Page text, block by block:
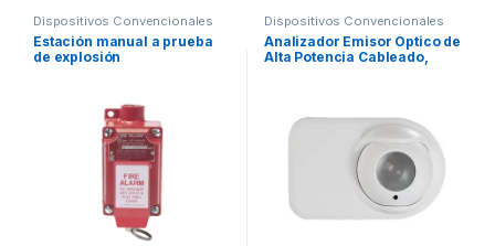
Dispositivos Convencionales
Estación manual a prueba
de explosión
Dispositivos Convencionales
Analizador Emisor Óptico de
Alta Potencia Cableado,
(NO INCLUIDOS)